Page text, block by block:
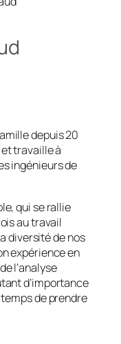
depuis 20
travaille à
ingénieurs de
qui se rallie
au travail
diversité de nos
expérience en
l’analyse
d’importance
de prendre